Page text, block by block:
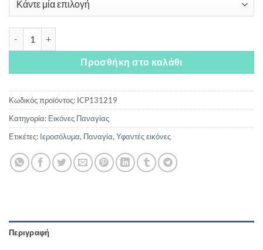
Προσθήκη στο καλάθι
Κωδικός προϊόντος: ICP131219
Κατηγορία: Εικόνες Παναγίας
Ετικέτες: Ιεροσόλυμα, Παναγία, Υφαντές εικόνες
Περιγραφή